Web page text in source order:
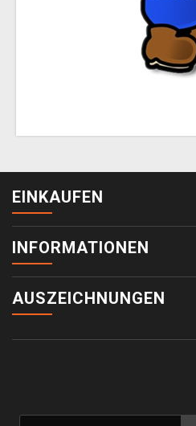
EINKAUFEN
INFORMATIONEN
AUSZEICHNUNGEN